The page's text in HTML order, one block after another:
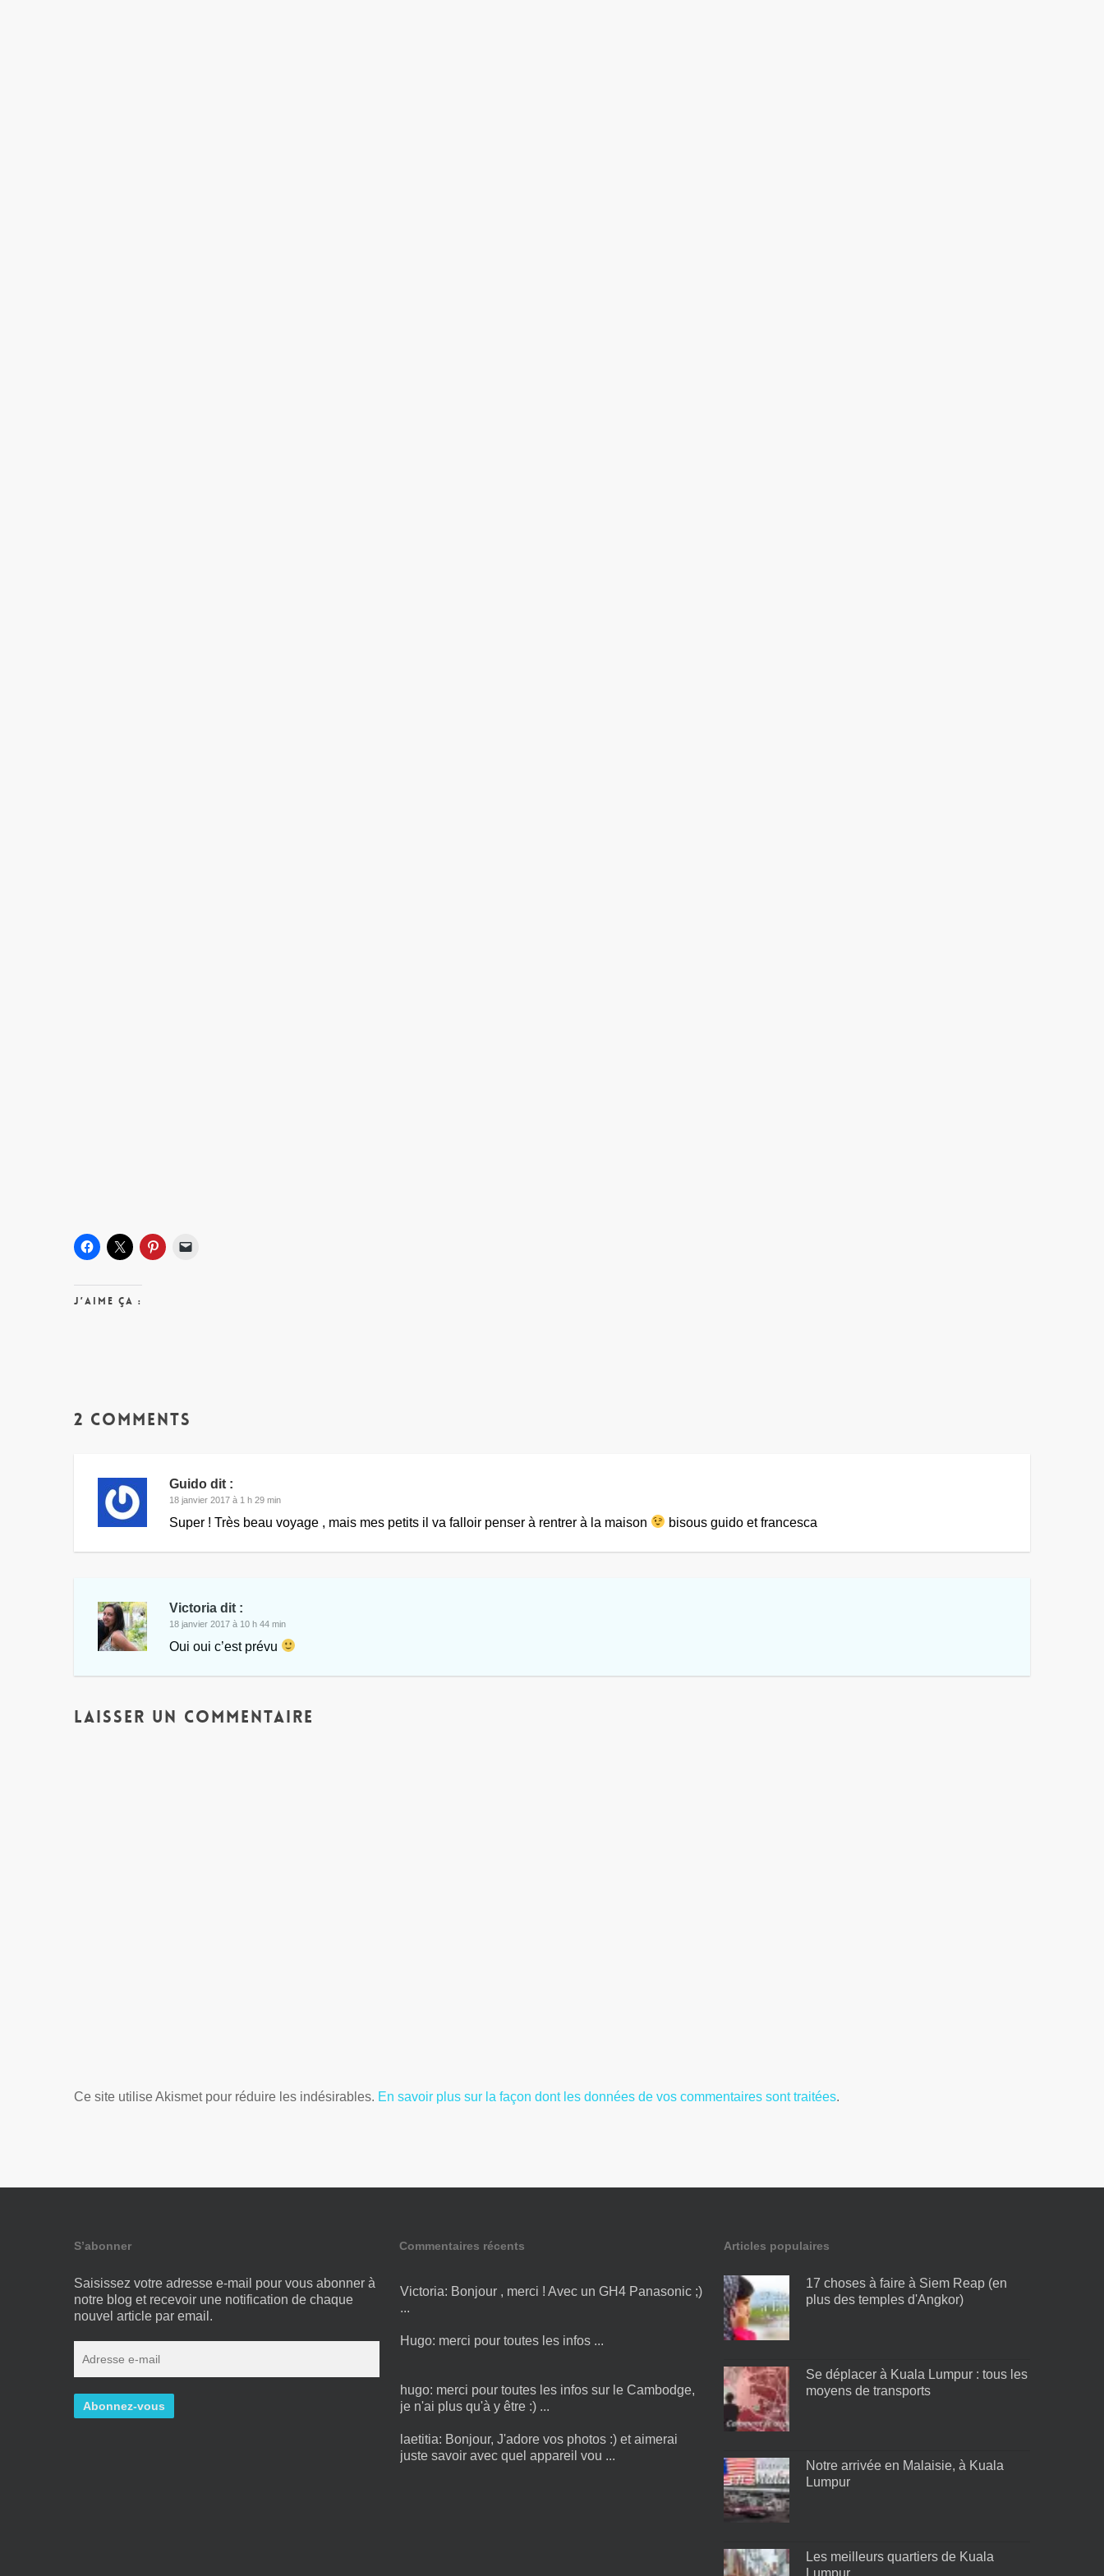
J’aime ça :
2 Comments
Guido dit :
18 janvier 2017 à 1 h 29 min
Super ! Très beau voyage , mais mes petits il va falloir penser à rentrer à la maison bisous guido et francesca
Victoria dit :
18 janvier 2017 à 10 h 44 min
Oui oui c’est prévu
Laisser un commentaire
Ce site utilise Akismet pour réduire les indésirables. En savoir plus sur la façon dont les données de vos commentaires sont traitées.
S’abonner
Saisissez votre adresse e-mail pour vous abonner à
notre blog et recevoir une notification de chaque
nouvel article par email.
Commentaires récents
Victoria: Bonjour , merci ! Avec un GH4 Panasonic ;)
...
Hugo: merci pour toutes les infos ...
hugo: merci pour toutes les infos sur le Cambodge,
je n'ai plus qu'à y être :) ...
laetitia: Bonjour, J'adore vos photos :) et aimerai
juste savoir avec quel appareil vou ...
Articles populaires
17 choses à faire à Siem Reap (en
plus des temples d'Angkor)
Se déplacer à Kuala Lumpur : tous les
moyens de transports
Notre arrivée en Malaisie, à Kuala
Lumpur
Les meilleurs quartiers de Kuala